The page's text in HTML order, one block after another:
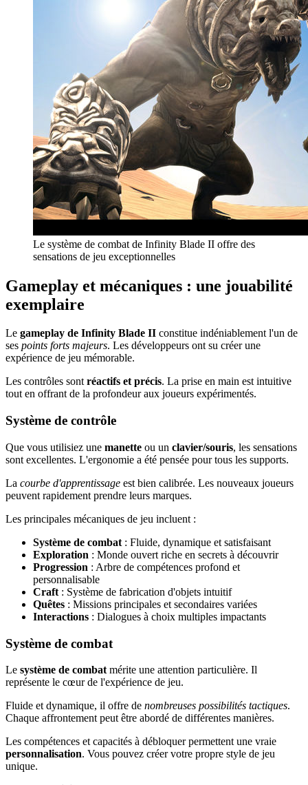
Le système de combat de Infinity Blade II offre des
sensations de jeu exceptionnelles
Gameplay et mécaniques : une jouabilité
exemplaire
Le gameplay de Infinity Blade II constitue indéniablement l'un de
ses points forts majeurs. Les développeurs ont su créer une
expérience de jeu mémorable.
Les contrôles sontréactifs et précis. La prise en main est intuitive
tout en offrant de la profondeur aux joueurs expérimentés.
Système de contrôle
Que vous utilisiez une manette ou un clavier/souris, les sensations
sont excellentes. L'ergonomie a été pensée pour tous les supports.
La courbe d'apprentissage est bien calibrée. Les nouveaux joueurs
peuvent rapidement prendre leurs marques.
Les principales mécaniques de jeu incluent :
Système de combat : Fluide, dynamique et satisfaisant
Exploration : Monde ouvert riche en secrets à découvrir
Progression : Arbre de compétences profond et
personnalisable
Craft : Système de fabrication d'objets intuitif
Quêtes : Missions principales et secondaires variées
Interactions : Dialogues à choix multiples impactants
Système de combat
Le système de combat mérite une attention particulière. Il
représente le cœur de l'expérience de jeu.
Fluide et dynamique, il offre de nombreuses possibilités tactiques.
Chaque affrontement peut être abordé de différentes manières.
Les compétences et capacités à débloquer permettent une vraie
personnalisation. Vous pouvez créer votre propre style de jeu
unique.